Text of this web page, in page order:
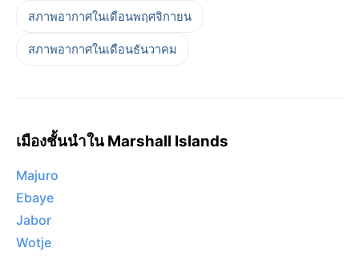
สภาพอากาศในเดือนพฤศจิกายน
สภาพอากาศในเดือนธันวาคม
เมืองชั้นนำใน Marshall Islands
Majuro
Ebaye
Jabor
Wotje